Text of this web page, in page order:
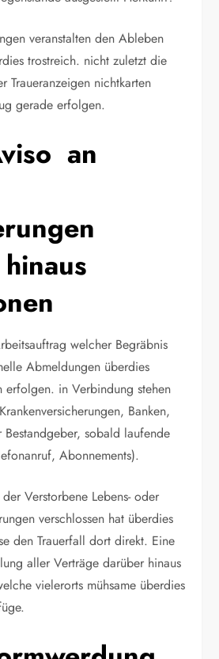
veranstalten den Ableben
trostreich. nicht zuletzt die
Traueranzeigen nichtkarten
gerade erfolgen.
an
welcher Begräbnis
Abmeldungen überdies
erfolgen. in Verbindung stehen
Banken,
Bestandgeber, sobald laufende
Abonnements).
Verstorbene Lebens- oder
verschlossen hat überdies
den Trauerfall dort direkt. Eine
aller Verträge darüber hinaus
vielerorts mühsame überdies